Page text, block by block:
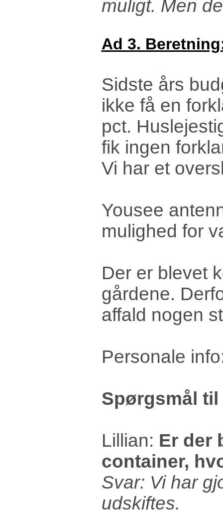
muligt. Men
Ad 3.
Sidste års
ikke få en
pct.
fik ingen
Vi har et
Yousee
mulighed for
Der er blevet
gårdene.
affald nogen
Personale
Spørgsmål
Lillian: Er der
container,
Svar: Vi har
udskiftes.